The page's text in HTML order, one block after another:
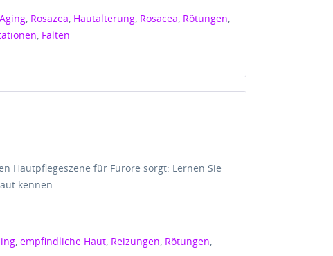
, Rosazea, Hautalterung, Rosacea, Rötungen,
, Falten
Hautpflegeszene für Furore sorgt: Lernen Sie
kennen.
,empfindliche Haut, Reizungen, Rötungen,